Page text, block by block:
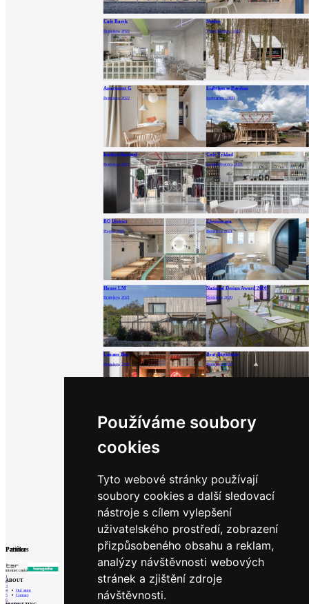
Používáme soubory
cookies
Tyto webové stránky používají
soubory cookies a další sledovací
nástroje s cílem vylepšení
uživatelského prostředí, zobrazení
přizpůsobeného obsahu a reklam,
analýzy návštěvnosti webových
stránek a zjištění zdroje
návštěvnosti.
Cafe Baryk
Bratislava, 2022
Shelter
Vyšný Medzev, 2022
Apartment G
Bratislava, 2022
Lighthouse Pavilion
Ipolytarnóc, 2021
Isadore Apparel
Bratislava, 2021
Cafe Výklad
Banská Bystrica, 2021
BO District
Prague, 2021
Elysium spa
Bratislava, 2021
House LM
Bratislava, 2021
National Design Award 2020
Bratislava, 2020
Langos Bar
Bratislava, 2020
Brot Bookstore
Bratislava, 2020
House Y Restaurant SOHO
Apartment M13
Bratislava, 2017
Partners
1
2
3
4
5
6
Patička
internet center of architecture
ABOUT
Our store
Contact